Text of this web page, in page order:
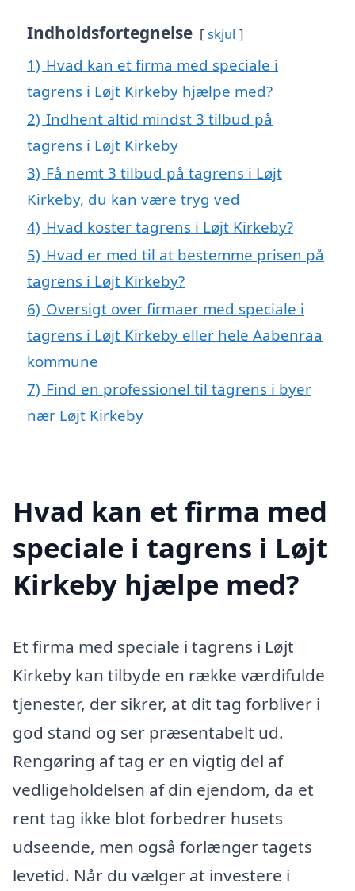
Indholdsfortegnelse skjul
1) Hvad kan et firma med speciale i
tagrens i Løjt Kirkeby hjælpe med?
2) Indhent altid mindst 3 tilbud på
tagrens i Løjt Kirkeby
3) Få nemt 3 tilbud på tagrens i Løjt
Kirkeby, du kan være tryg ved
4) Hvad koster tagrens i Løjt Kirkeby?
5) Hvad er med til at bestemme prisen på
tagrens i Løjt Kirkeby?
6) Oversigt over firmaer med speciale i
tagrens i Løjt Kirkeby eller hele Aabenraa
kommune
7) Find en professionel til tagrens i byer
nær Løjt Kirkeby
Hvad kan et firma med
speciale i tagrens i Løjt
Kirkeby hjælpe med?
Et firma med speciale i tagrens i Løjt
Kirkeby kan tilbyde en række værdifulde
tjenester, der sikrer, at dit tag forbliver i
god stand og ser præsentabelt ud.
Rengøring af tag er en vigtig del af
vedligeholdelsen af din ejendom, da et
rent tag ikke blot forbedrer husets
udseende, men også forlænger tagets
levetid. Når du vælger at investere i